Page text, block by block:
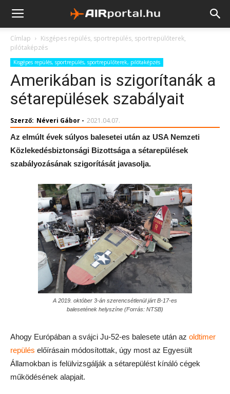
Címlap
Kisgépes repülés, sportrepülés, sportrepülőterek,
pilótaképzés
Kisgépes repülés, sportrepülés, sportrepülőterek, pilótaképzés
Amerikában is szigorítanák a
sétarepülések szabályait
Szerző: Néveri Gábor - 2021.04.07.
Az elmúlt évek súlyos balesetei után az USA Nemzeti
Közlekedésbiztonsági Bizottsága a sétarepülések
szabályozásának szigorítását javasolja.
A 2019. október 3-án szerencsétlenül járt B-17-es
balesetének helyszíne (Forrás: NTSB)
Ahogy Európában a svájci Ju-52-es balesete után az oldtimer
repülés előírásain módosítottak, úgy most az Egyesült
Államokban is felülvizsgálják a sétarepülést kínáló cégek
működésének alapjait.